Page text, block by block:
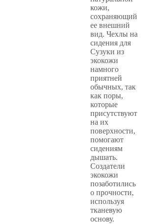
кожи,
сохраняющий
ее внешний
вид. Чехлы на
сидения для
Сузуки из
экокожи
намного
приятней
обычных, так
как поры,
которые
присутствуют
на их
поверхности,
помогают
сидениям
дышать.
Создатели
экокожи
позаботились
о прочности,
используя
тканевую
основу.